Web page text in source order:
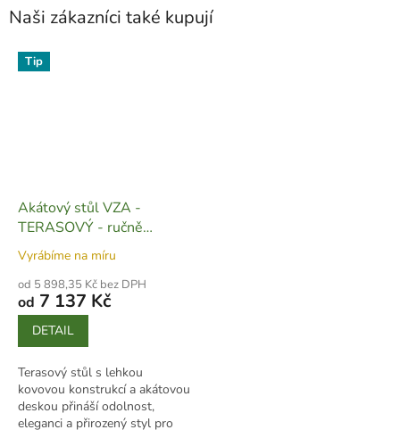
Naši zákazníci také kupují
Tip
Akátový stůl VZA -
TERASOVÝ - ručně
vyrobený - S07
Vyrábíme na míru
od 5 898,35 Kč bez DPH
od 7 137 Kč
DETAIL
Terasový stůl s lehkou
kovovou konstrukcí a akátovou
deskou přináší odolnost,
eleganci a přirozený styl pro